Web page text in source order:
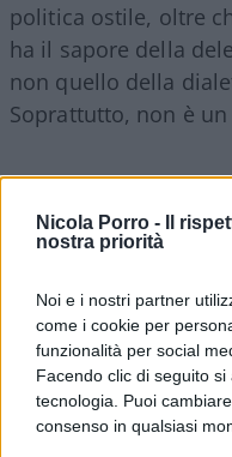
Nicola Porro -
Il
nostra priorità
Noi e i nostri partner
come i cookie per
funzionalità per social
Facendo clic di seguito
tecnologia. Puoi
consenso in qualsiasi
politica ostile, oltre
ha il sapore della
non quello della
Soprattutto, non è
È peraltro una
ai cittadini più
minano ogni giorno
e poi insorgere con
quando la
un rappresentante